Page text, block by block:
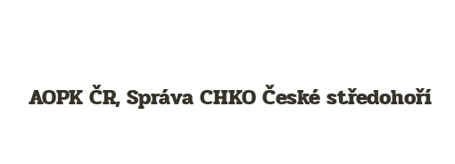
AOPK ČR, Správa CHKO České středohoří